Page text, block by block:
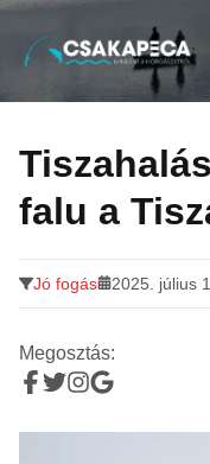
tartalomra
Minden a horgászatról
falu a
Jó fogás 2025. július
Megosztás: